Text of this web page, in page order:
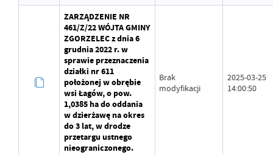
ZARZĄDZENIE NR
461/Z/22 WÓJTA GMINY
ZGORZELEC z dnia 6
grudnia 2022 r. w
sprawie przeznaczenia
działki nr 611
położonej w obrębie
wsi Łagów, o pow.
1,0385 ha do oddania
w dzierżawę na okres
do 3 lat, w drodze
przetargu ustnego
nieograniczonego.
Brak
modyfikacji
2025-03-25
14:00:50